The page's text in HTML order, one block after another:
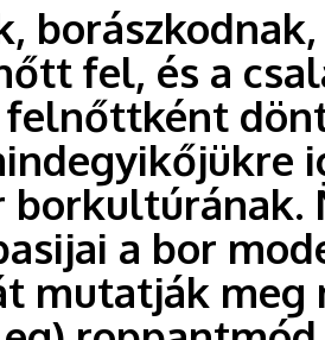
fel, és a
felnőttként
borkultúrának.
a bor
mutatják meg